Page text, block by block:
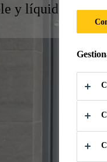
y líquido para